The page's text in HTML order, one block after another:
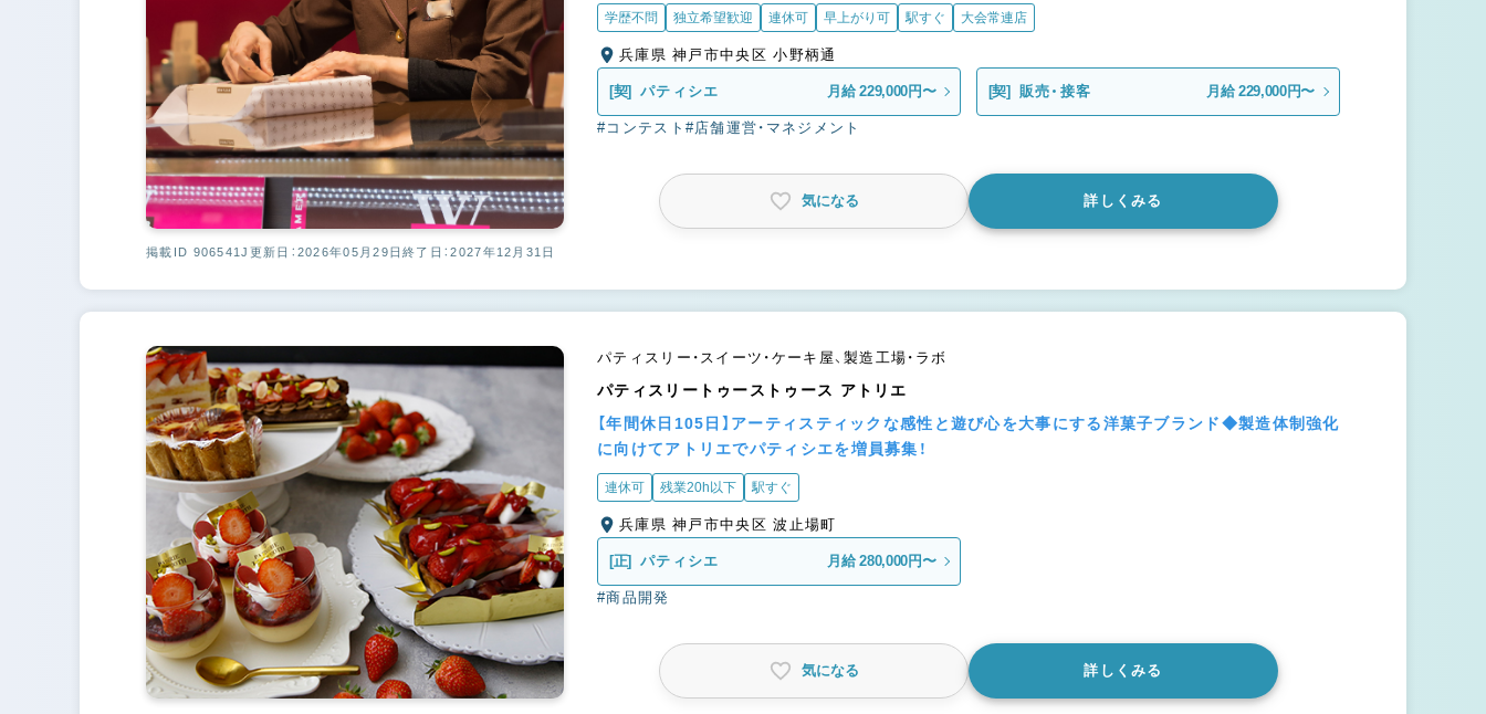
学歴不問 独立希望歓迎 連休可 早上がり可 駅すぐ 大会常連店
兵庫県 神戸市中央区 小野柄通
[契] パティシエ 月給 229,000円〜 [契] 販売・接客 月給 229,000円〜
#コンテスト #店舗運営・マネジメント
気になる 詳しくみる
掲載ID 906541J 更新日：2026年05月29日終了日：2027年12月31日
パティスリー・スイーツ・ケーキ屋、製造工場・ラボ
パティスリートゥーストゥース アトリエ
【年間休日105日】アーティスティックな感性と遊び心を大事にする洋菓子ブランド◆製造体制強化
に向けてアトリエでパティシエを増員募集！
連休可 残業20h以下 駅すぐ
兵庫県 神戸市中央区 波止場町
[正] パティシエ 月給 280,000円〜
#商品開発
気になる 詳しくみる